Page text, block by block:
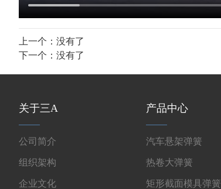
上一个：没有了
下一个：没有了
关于三A
公司简介
组织架构
企业文化
产品中心
汽车悬架弹簧
热卷大弹簧
矩形截面模具弹簧